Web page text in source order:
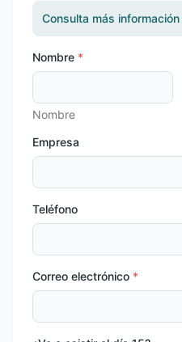
Consulta más
Nombre *
Nombre
Empresa
Teléfono
a
s
s
Correo electrónico *